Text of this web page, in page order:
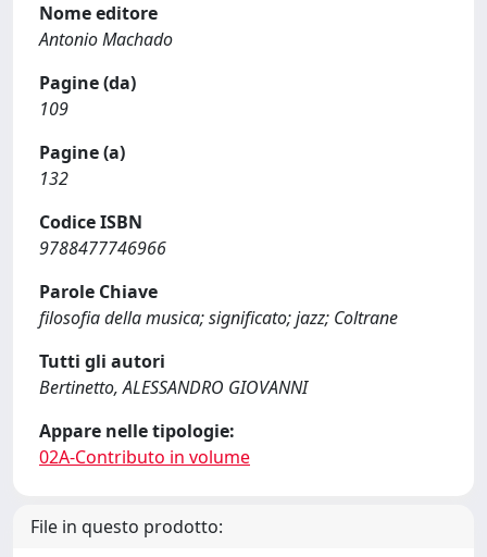
Nome editore
Antonio Machado
Pagine (da)
109
Pagine (a)
132
Codice ISBN
9788477746966
Parole Chiave
filosofia della musica; significato; jazz; Coltrane
Tutti gli autori
Bertinetto, ALESSANDRO GIOVANNI
Appare nelle tipologie:
02A-Contributo in volume
File in questo prodotto: